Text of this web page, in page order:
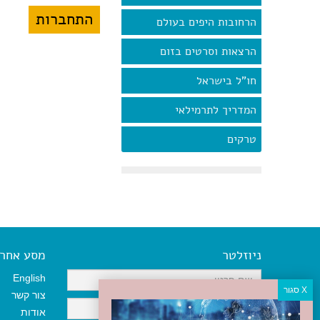
הרחובות היפים בעולם
הרצאות וסרטים בזום
חו"ל בישראל
המדריך לתרמילאי
טרקים
ניוזלטר מסע אחר
English
צור קשר
אודות